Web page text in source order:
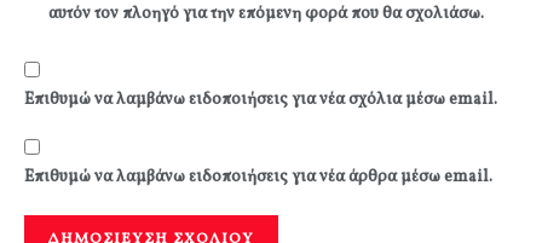
αυτόν τον πλοηγό για την επόμενη φορά που θα σχολιάσω.
Επιθυμώ να λαμβάνω ειδοποιήσεις για νέα σχόλια μέσω email.
Επιθυμώ να λαμβάνω ειδοποιήσεις για νέα άρθρα μέσω email.